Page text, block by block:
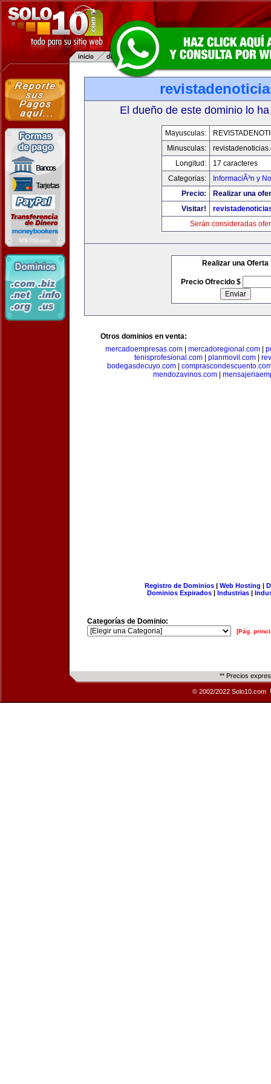
El dueño de este dominio lo
Mayusculas:
Minusculas:
Longitud:
17 caracteres
Categorias:
InformaciÃ³n y
Precio:
Realizar una
Visitar!
Serán consideradas
Realizar una Oferta
Precio Ofrecido $
Otros dominios en venta:
mercadoempresas.com| mercadoregional.com|
tenisprofesional.com
planmovil.com
bodegasdecuyo.com
mendozavinos.com|
Registro de Dominios| Web Hosting |
Dominios Expirados | Industrias |
Categorías de Dominio:
[Pág.
** Precios
© 2002/2022 Solo10.com